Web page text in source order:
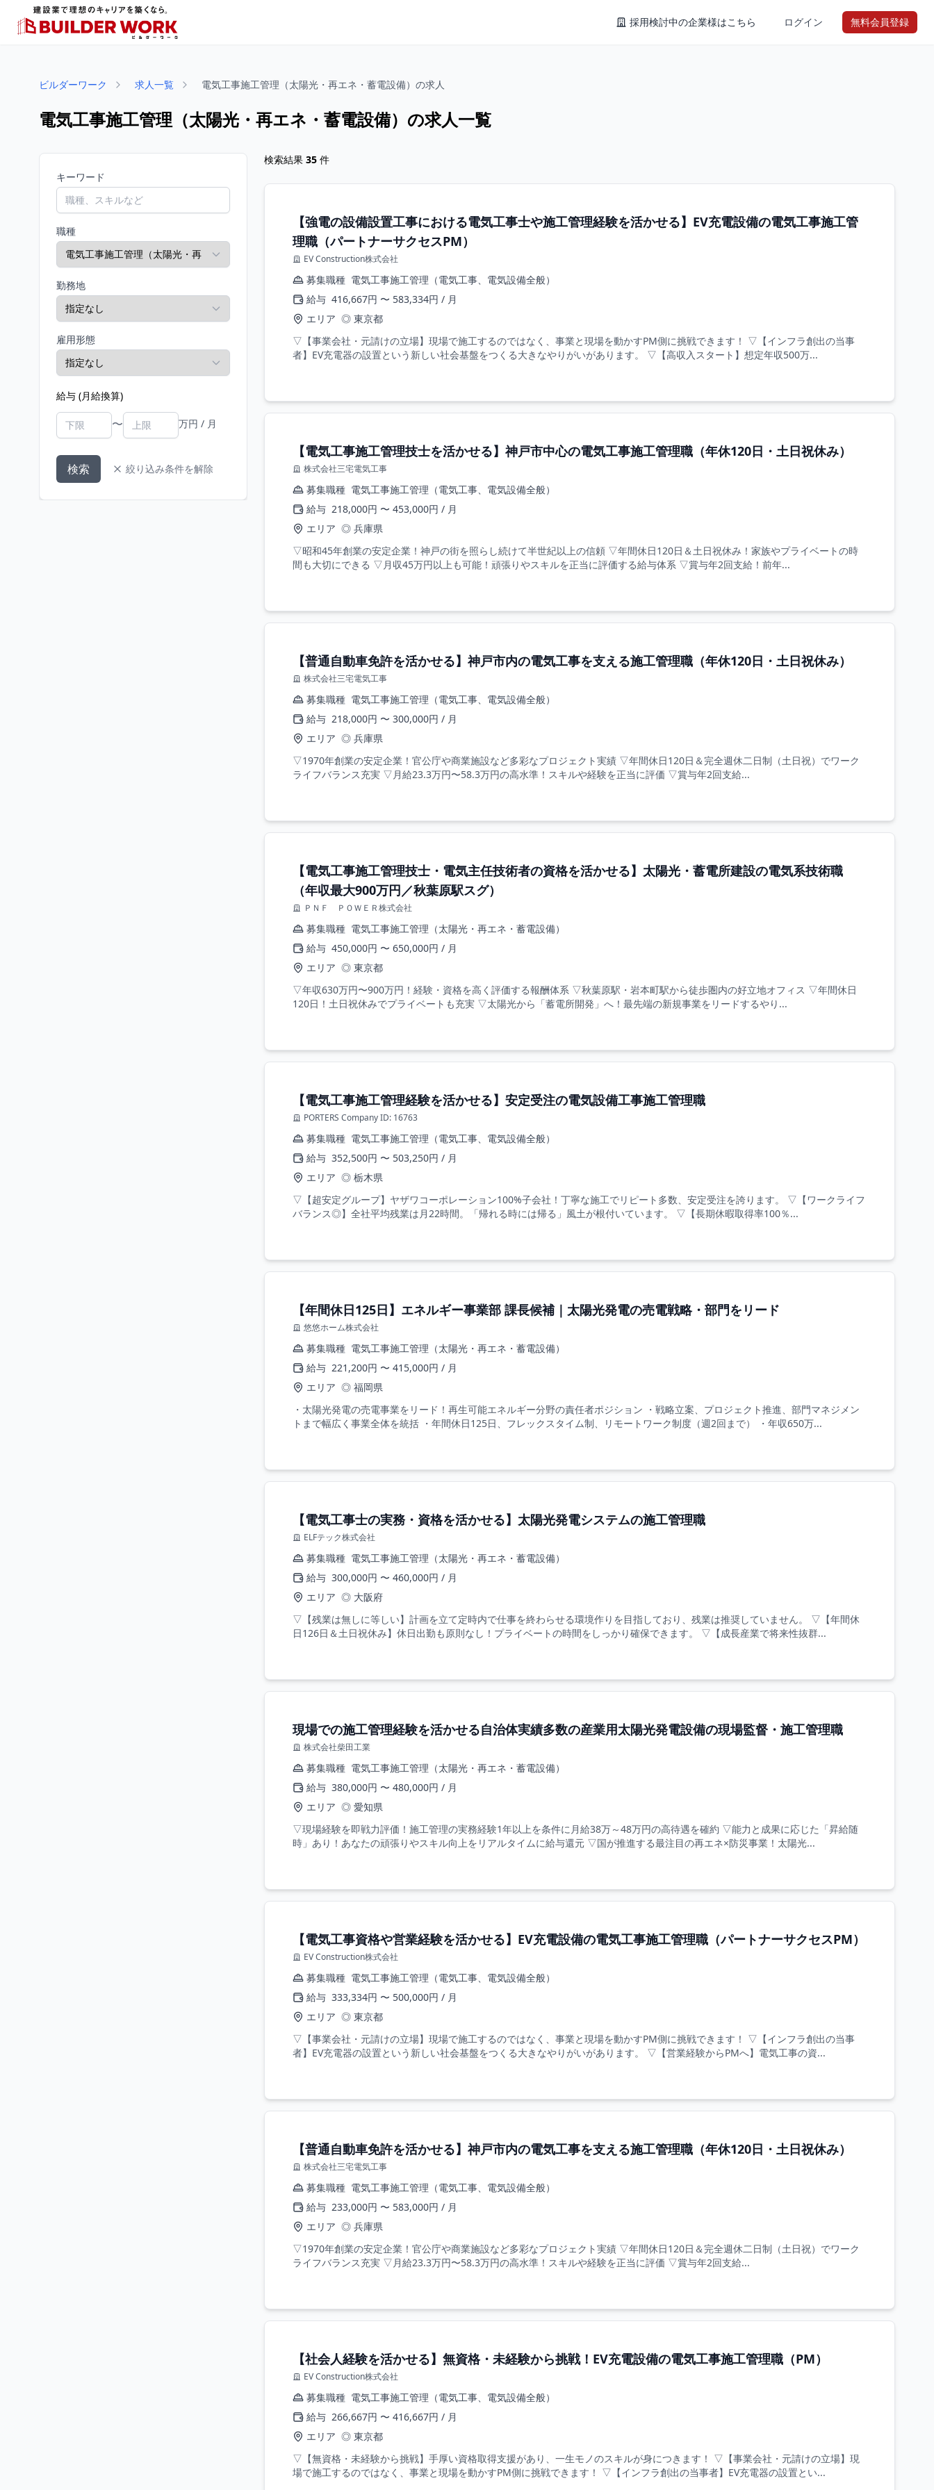
採用検討中の企業様はこちら ログイン 無料会員登録
ビルダーワーク 求人一覧 電気工事施工管理（太陽光・再エネ・蓄電設備）の求人
電気工事施工管理（太陽光・再エネ・蓄電設備）の求人一覧
キーワード
職種
勤務地
雇用形態
給与 (月給換算)
〜 万円 / 月
検索 絞り込み条件を解除
検索結果 35 件
【強電の設備設置工事における電気工事士や施工管理経験を活かせる】EV充電設備の電気工事施工管
理職（パートナーサクセスPM）
EV Construction株式会社
募集職種 電気工事施工管理（電気工事、電気設備全般）
給与 416,667円 〜 583,334円 / 月
エリア ◎ 東京都
▽【事業会社・元請けの立場】現場で施工するのではなく、事業と現場を動かすPM側に挑戦できます！ ▽【インフラ創出の当事
者】EV充電器の設置という新しい社会基盤をつくる大きなやりがいがあります。 ▽【高収入スタート】想定年収500万...
【電気工事施工管理技士を活かせる】神戸市中心の電気工事施工管理職（年休120日・土日祝休み）
株式会社三宅電気工事
募集職種 電気工事施工管理（電気工事、電気設備全般）
給与 218,000円 〜 453,000円 / 月
エリア ◎ 兵庫県
▽昭和45年創業の安定企業！神戸の街を照らし続けて半世紀以上の信頼 ▽年間休日120日＆土日祝休み！家族やプライベートの時
間も大切にできる ▽月収45万円以上も可能！頑張りやスキルを正当に評価する給与体系 ▽賞与年2回支給！前年...
【普通自動車免許を活かせる】神戸市内の電気工事を支える施工管理職（年休120日・土日祝休み）
株式会社三宅電気工事
募集職種 電気工事施工管理（電気工事、電気設備全般）
給与 218,000円 〜 300,000円 / 月
エリア ◎ 兵庫県
▽1970年創業の安定企業！官公庁や商業施設など多彩なプロジェクト実績 ▽年間休日120日＆完全週休二日制（土日祝）でワーク
ライフバランス充実 ▽月給23.3万円〜58.3万円の高水準！スキルや経験を正当に評価 ▽賞与年2回支給...
【電気工事施工管理技士・電気主任技術者の資格を活かせる】太陽光・蓄電所建設の電気系技術職
（年収最大900万円／秋葉原駅スグ）
ＰＮＦ ＰＯＷＥＲ株式会社
募集職種 電気工事施工管理（太陽光・再エネ・蓄電設備）
給与 450,000円 〜 650,000円 / 月
エリア ◎ 東京都
▽年収630万円〜900万円！経験・資格を高く評価する報酬体系 ▽秋葉原駅・岩本町駅から徒歩圏内の好立地オフィス ▽年間休日
120日！土日祝休みでプライベートも充実 ▽太陽光から「蓄電所開発」へ！最先端の新規事業をリードするやり...
【電気工事施工管理経験を活かせる】安定受注の電気設備工事施工管理職
PORTERS Company ID: 16763
募集職種 電気工事施工管理（電気工事、電気設備全般）
給与 352,500円 〜 503,250円 / 月
エリア ◎ 栃木県
▽【超安定グループ】ヤザワコーポレーション100%子会社！丁寧な施工でリピート多数、安定受注を誇ります。 ▽【ワークライフ
バランス◎】全社平均残業は月22時間。「帰れる時には帰る」風土が根付いています。 ▽【長期休暇取得率100％...
【年間休日125日】エネルギー事業部 課長候補｜太陽光発電の売電戦略・部門をリード
悠悠ホーム株式会社
募集職種 電気工事施工管理（太陽光・再エネ・蓄電設備）
給与 221,200円 〜 415,000円 / 月
エリア ◎ 福岡県
・太陽光発電の売電事業をリード！再生可能エネルギー分野の責任者ポジション ・戦略立案、プロジェクト推進、部門マネジメン
トまで幅広く事業全体を統括 ・年間休日125日、フレックスタイム制、リモートワーク制度（週2回まで） ・年収650万...
【電気工事士の実務・資格を活かせる】太陽光発電システムの施工管理職
ELFテック株式会社
募集職種 電気工事施工管理（太陽光・再エネ・蓄電設備）
給与 300,000円 〜 460,000円 / 月
エリア ◎ 大阪府
▽【残業は無しに等しい】計画を立て定時内で仕事を終わらせる環境作りを目指しており、残業は推奨していません。 ▽【年間休
日126日＆土日祝休み】休日出勤も原則なし！プライベートの時間をしっかり確保できます。 ▽【成長産業で将来性抜群...
現場での施工管理経験を活かせる自治体実績多数の産業用太陽光発電設備の現場監督・施工管理職
株式会社柴田工業
募集職種 電気工事施工管理（太陽光・再エネ・蓄電設備）
給与 380,000円 〜 480,000円 / 月
エリア ◎ 愛知県
▽現場経験を即戦力評価！施工管理の実務経験1年以上を条件に月給38万～48万円の高待遇を確約 ▽能力と成果に応じた「昇給随
時」あり！あなたの頑張りやスキル向上をリアルタイムに給与還元 ▽国が推進する最注目の再エネ×防災事業！太陽光...
【電気工事資格や営業経験を活かせる】EV充電設備の電気工事施工管理職（パートナーサクセスPM）
EV Construction株式会社
募集職種 電気工事施工管理（電気工事、電気設備全般）
給与 333,334円 〜 500,000円 / 月
エリア ◎ 東京都
▽【事業会社・元請けの立場】現場で施工するのではなく、事業と現場を動かすPM側に挑戦できます！ ▽【インフラ創出の当事
者】EV充電器の設置という新しい社会基盤をつくる大きなやりがいがあります。 ▽【営業経験からPMへ】電気工事の資...
【普通自動車免許を活かせる】神戸市内の電気工事を支える施工管理職（年休120日・土日祝休み）
株式会社三宅電気工事
募集職種 電気工事施工管理（電気工事、電気設備全般）
給与 233,000円 〜 583,000円 / 月
エリア ◎ 兵庫県
▽1970年創業の安定企業！官公庁や商業施設など多彩なプロジェクト実績 ▽年間休日120日＆完全週休二日制（土日祝）でワーク
ライフバランス充実 ▽月給23.3万円〜58.3万円の高水準！スキルや経験を正当に評価 ▽賞与年2回支給...
【社会人経験を活かせる】無資格・未経験から挑戦！EV充電設備の電気工事施工管理職（PM）
EV Construction株式会社
募集職種 電気工事施工管理（電気工事、電気設備全般）
給与 266,667円 〜 416,667円 / 月
エリア ◎ 東京都
▽【無資格・未経験から挑戦】手厚い資格取得支援があり、一生モノのスキルが身につきます！ ▽【事業会社・元請けの立場】現
場で施工するのではなく、事業と現場を動かすPM側に挑戦できます！ ▽【インフラ創出の当事者】EV充電器の設置とい...